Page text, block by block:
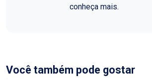
conheça mais.
Você também pode gostar